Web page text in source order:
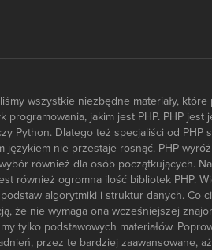
wszystkie niezbędne materiały,
programowania, jakim jest PHP. PHP
Python. Dlatego też specjaliści od PHP
językiem nie przestaje rosnąć. PHP
również dla osób początkujących.
również ogromna ilość bibliotek PHP.
algorytmiki i struktur danych. Co
że nie wymaga ona wcześniejszej
tylko podstawowych materiałów.
przez te bardziej zaawansowane,